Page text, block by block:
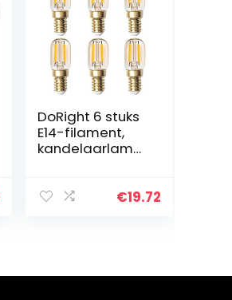
DoRight 6 stuks
E14-filament,
kandelaarlamp
dimbaar,
€19.72